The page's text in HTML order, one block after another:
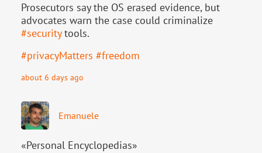
Prosecutors say the OS erased evidence, but
advocates warn the case could criminalize
#securitytools.
#privacyMatters #freedom
about 6 days ago
Emanuele
«Personal Encyclopedias»